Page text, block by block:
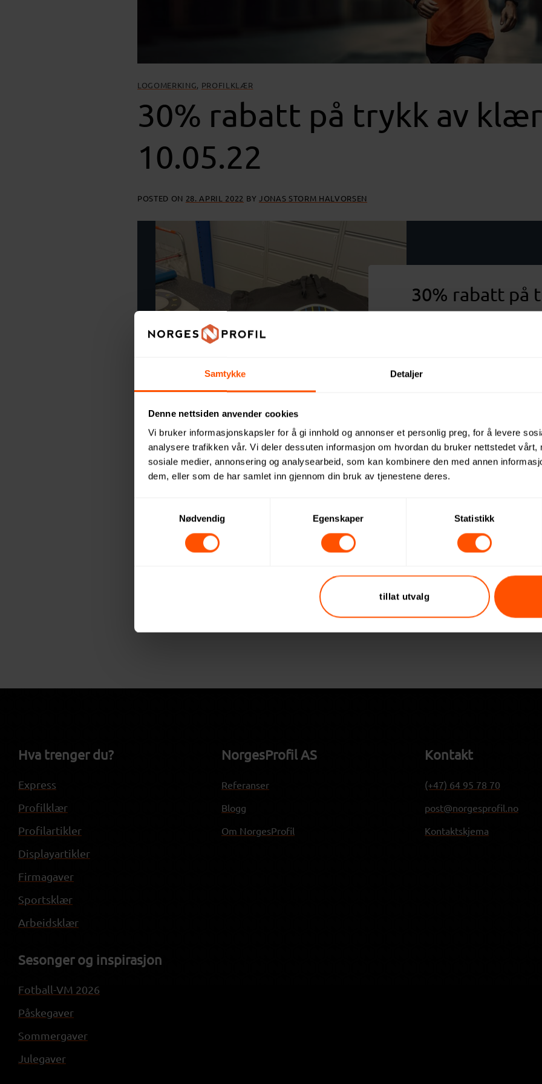
Samtykke Detaljer
Denne nettsiden anvender cookies
Vi bruker informasjonskapsler for å gi innhold og annonser et personlig preg, for å levere
analysere trafikken vår. Vi deler dessuten informasjon om hvordan du bruker nettstedet vårt,
sosiale medier, annonsering og analysearbeid, som kan kombinere den med annen
dem, eller som de har samlet inn gjennom din bruk av tjenestene deres.
Nødvendig
Egenskaper Statistikk
tillat utvalg
LOGOMERKING, PROFILKLÆR
30% rabatt på trykk av
10.05.22
POSTED ON 28. APRIL 2022 BY JONAS STORM HALVORSEN
30% rabatt på
med på cup’er, løp, messer
hjelp til valg av
Se klær
Påskegaver.no – Vår nettside med utvalgte
gaver til ansatte og relasjoner til påsken.
NorgesProfil reiser på
Hva trenger du?
Express
Profilklær
Profilartikler
Displayartikler
Firmagaver
Sportsklær
Arbeidsklær
Sesonger og inspirasjon
Fotball-VM 2026
Påskegaver
Sommergaver
Julegaver
NorgesProfil AS
Referanser
Blogg
Om NorgesProfil
Kontakt
(+47) 64 95 78 70
post@norgesprofil.no
Kontaktskjema